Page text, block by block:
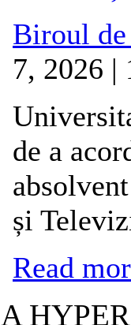
Biroul
7, 2026 |
de a
și
Read